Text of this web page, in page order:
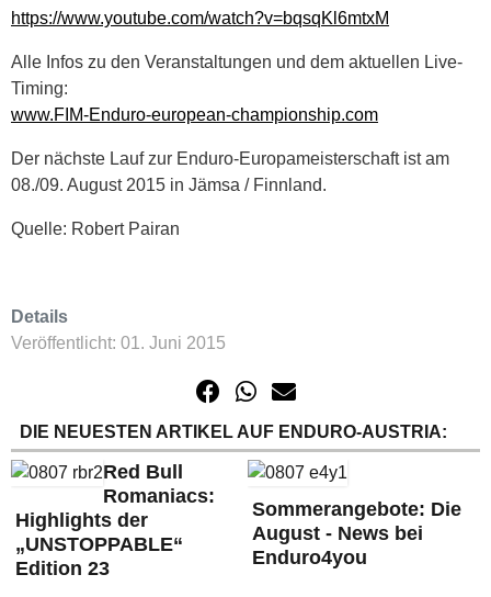
https://www.youtube.com/watch?v=bqsqKl6mtxM
Alle Infos zu den Veranstaltungen und dem aktuellen Live-
Timing:
www.FIM-Enduro-european-championship.com
Der nächste Lauf zur Enduro-Europameisterschaft ist am
08./09. August 2015 in Jämsa / Finnland.
Quelle: Robert Pairan
Details
Veröffentlicht: 01. Juni 2015
DIE NEUESTEN ARTIKEL AUF ENDURO-AUSTRIA:
Red Bull
Romaniacs:
Highlights der
„UNSTOPPABLE“
Edition 23
Sommerangebote: Die
August - News bei
Enduro4you